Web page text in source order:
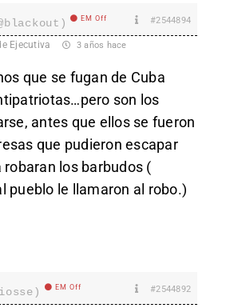
EM Off #2544894
Ejecutiva 3 años hace
que se fugan de Cuba
son los
antes que ellos se fueron
que pudieron escapar
robaran los barbudos (
pueblo le llamaron al robo.)
EM Off #2544892